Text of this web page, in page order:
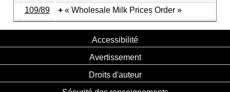
109/89
« Wholesale Milk Prices Order »
Accessibilité
Avertissement
Droits d'auteur